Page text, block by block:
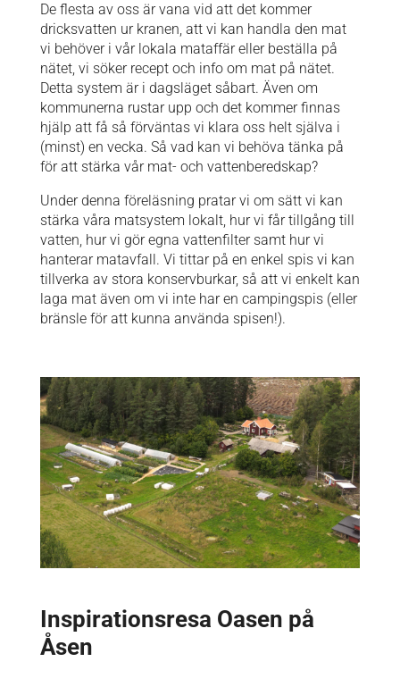
De flesta av oss är vana vid att det kommer
dricksvatten ur kranen, att vi kan handla den mat
vi behöver i vår lokala mataffär eller beställa på
nätet, vi söker recept och info om mat på nätet.
Detta system är i dagsläget såbart. Även om
kommunerna rustar upp och det kommer finnas
hjälp att få så förväntas vi klara oss helt själva i
(minst) en vecka. Så vad kan vi behöva tänka på
för att stärka vår mat- och vattenberedskap?
Under denna föreläsning pratar vi om sätt vi kan
stärka våra matsystem lokalt, hur vi får tillgång till
vatten, hur vi gör egna vattenfilter samt hur vi
hanterar matavfall. Vi tittar på en enkel spis vi kan
tillverka av stora konservburkar, så att vi enkelt kan
laga mat även om vi inte har en campingspis (eller
bränsle för att kunna använda spisen!).
Inspirationsresa Oasen på
Åsen